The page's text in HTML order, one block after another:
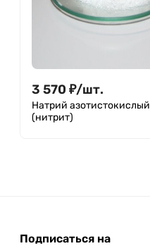
3 570 ₽/шт.
Натрий азотистокислый
(нитрит)
Подписаться на